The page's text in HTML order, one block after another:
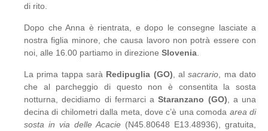
di rito.
Dopo che Anna è rientrata, e dopo le consegne lasciate a
nostra figlia minore, che causa lavoro non potrà essere con
noi, alle 16.00 partiamo in direzione Slovenia
La prima tappa sarà Redipuglia (GO) , alsacrario , ma dato
che al parcheggio di questo non è consentita la sosta
notturna, decidiamo di fermarci aStaranzano (GO) , a una
decina di chilometri dalla meta, dove c’è una comoda area di
sosta in via delle Acacie (N45.80648 E13.48936), gratuita,